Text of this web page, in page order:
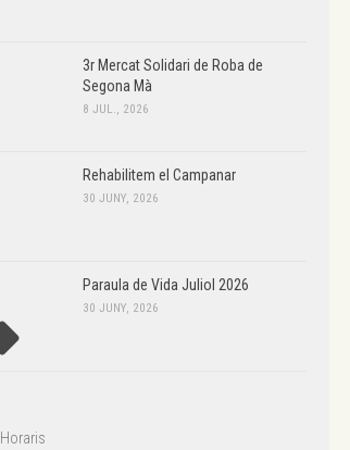
3r Mercat Solidari de Roba de
Segona Mà
8 JUL., 2026
Rehabilitem el Campanar
30 JUNY, 2026
Paraula de Vida Juliol 2026
30 JUNY, 2026
Horaris